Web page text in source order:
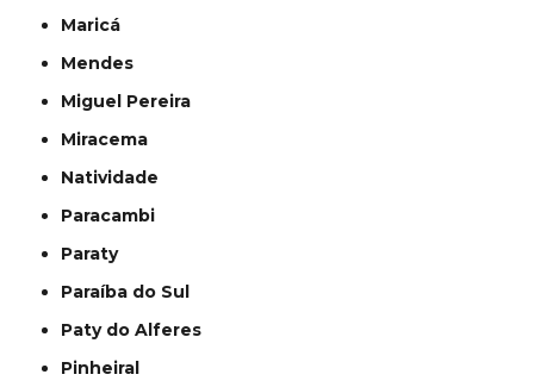
Maricá
Mendes
Miguel Pereira
Miracema
Natividade
Paracambi
Paraty
Paraíba do Sul
Paty do Alferes
Pinheiral